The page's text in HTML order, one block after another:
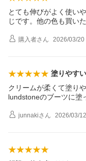
とても伸びがよく使い
じです。他の色も買い
購入者さん 2026/03/20
塗りやすい
クリームが柔くて塗り
lundstoneのブーツに塗
junnakiさん 2026/03/12